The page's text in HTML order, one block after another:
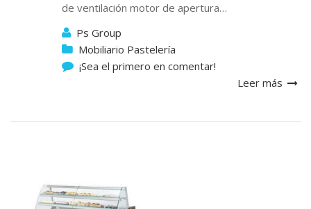
de ventilación motor de apertura…
Ps Group
Mobiliario Pastelería
¡Sea el primero en comentar!
Leer más